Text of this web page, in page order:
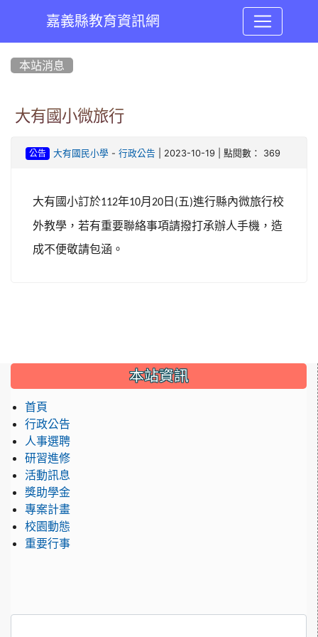
嘉義縣教育資訊網
本站消息
大有國小微旅行
公告 大有國民小學- 行政公告 | 2023-10-19 | 點閱數： 369
大有國小訂於112年10月 20 日 (五)進行縣內微旅行校
外教學，若有重要聯絡事項請撥打承辦人手機，造
成不便敬請包涵。
::: 本站資訊
首頁
行政公告
人事選聘
研習進修
活動訊息
獎助學金
專案計畫
校園動態
重要行事